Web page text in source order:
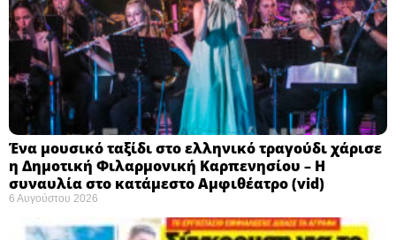
Ένα μουσικό ταξίδι στο ελληνικό τραγούδι χάρισε
η Δημοτική Φιλαρμονική Καρπενησίου – Η
συναυλία στο κατάμεστο Αμφιθέατρο (vid)
6 Αυγούστου 2026